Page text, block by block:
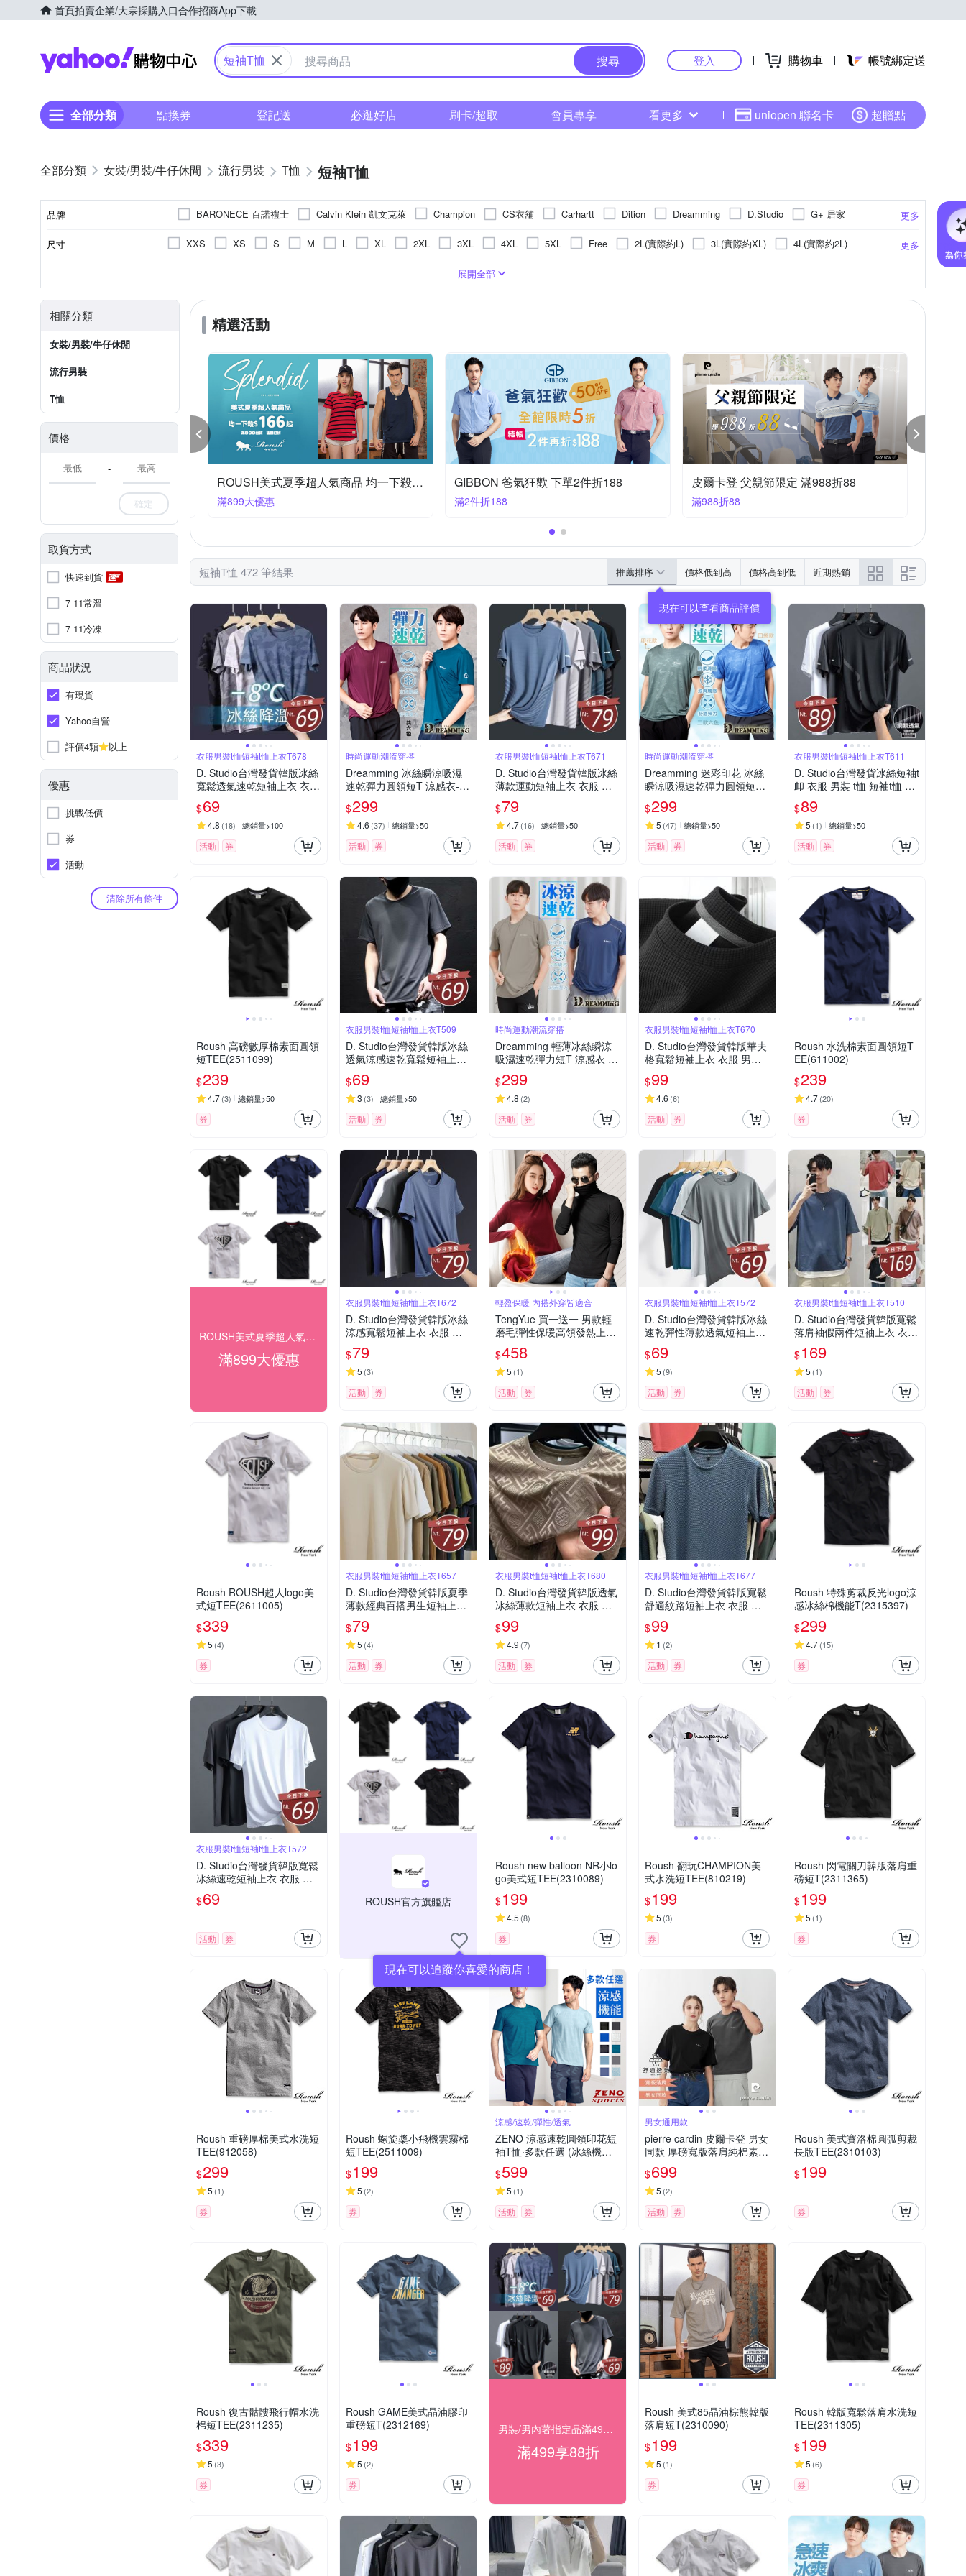
首頁拍賣企業/大宗採購入口合作招商App下載
Yahoo購物中心
短袖T恤 搜尋 登入 購物車 帳號綁定送
全部分類 點換券 登記送 必逛好店 刷卡/超取 會員專享 看更多 uniopen 聯名卡 超贈點
女裝/男裝/牛仔休閒 流行男裝 T恤 短袖T恤
品牌 更多
BARONECE 百諾禮士 Calvin Klein 凱文克萊 Champion CS衣舖 Carhartt Dition Dreamming D.Studio
G+ 居家
Heha
ModaCore 摩達客 NoMorre oillio 歐洲貴族 pierre cardin 皮爾卡登 per-pcs 派彼仕 Roush
TengYue
尺寸 更多
XXS XS S M L XL 2XL 3XL 4XL 5XL Free 2L(實際約L) 3L(實際約XL)
4L(實際約2L)
格紋
展開全部
相關分類
女裝/男裝/牛仔休閒
流行男裝
T恤
價格
-
確定
取貨方式
快速到貨
7-11常溫
7-11冷凍
商品狀況
有現貨
Yahoo自營
評價4顆
以上
優惠
挑戰低價
券
活動
清除所有條件
精選活動
涼夏樂購節 任選3件$599起 ROUSH美式夏季超人氣商品 均一下殺$166起
滿899大優惠
GIBBON 爸氣狂歡 下單2件折188
滿2件折188
皮爾卡登 父親節限定 滿988折88
滿988折88
短袖T恤 472 筆結果 推薦排序 價格低到高 價格高到低 近期熱銷
衣服男裝t恤短袖t恤上衣T678
D. Studio台灣發貨韓版冰絲
寬鬆透氣速乾短袖上衣 衣
服 男裝 t恤 短袖t恤 上衣T6
78
$69
4.8 (18) 總銷量>100
活動 券
時尚運動潮流穿搭
Dreamming 冰絲瞬涼吸濕
速乾彈力圓領短T 涼感衣-共
六色
$299
4.6 (37) 總銷量>50
活動 券
衣服男裝t恤短袖t恤上衣T671
D. Studio台灣發貨韓版冰絲
薄款運動短袖上衣 衣服 男
裝 t恤 短袖t恤 上衣T671
$79
4.7(16) 總銷量>50
活動 券
時尚運動潮流穿搭
Dreamming 迷彩印花 冰絲
瞬涼吸濕速乾彈力圓領短T
涼感衣-共二款
$299
5 (47) 總銷量>50
活動 券
衣服男裝t恤短袖t恤上衣T611
D. Studio台灣發貨冰絲短袖t
卹 衣服 男裝 t恤 短袖t恤 上
衣T611
$89
5 (1) 總銷量>50
活動 券
Roush 高磅數厚棉素面圓領
短TEE(2511099)
$239
4.7(3) 總銷量>50
券
衣服男裝t恤短袖t恤上衣T509
D. Studio台灣發貨韓版冰絲
透氣涼感速乾寬鬆短袖上衣
衣服 男裝 t恤 短袖t恤 上衣T
509
$69
3 (3) 總銷量>50
活動 券
時尚運動潮流穿搭
Dreamming 輕薄冰絲瞬涼
吸濕速乾彈力短T 涼感衣 字
母-共六色
$299
4.8 (2)
活動 券
衣服男裝t恤短袖t恤上衣T670
D. Studio台灣發貨韓版華夫
格寬鬆短袖上衣 衣服 男裝 t
恤 短袖t恤 上衣T670
$99
4.6 (6)
活動 券
Roush 水洗棉素面圓領短T
EE(611002)
$239
4.7(20)
券
ROUSH美式夏季超人氣商品 均一下殺$166起
滿899大優惠
衣服男裝t恤短袖t恤上衣T672
D. Studio台灣發貨韓版冰絲
涼感寬鬆短袖上衣 衣服 男
裝 t恤 短袖t恤 上衣T672
$79
5 (3)
活動 券
輕盈保暖 內搭外穿皆適合
TengYue 買一送一 男款輕
磨毛彈性保暖高領發熱上衣
發熱衣 保暖衣 內搭上衣 長
袖上衣 4色4尺寸
$458
5 (1)
活動 券
衣服男裝t恤短袖t恤上衣T572
D. Studio台灣發貨韓版冰絲
速乾彈性薄款透氣短袖上衣
衣服 男裝 t恤 短袖t恤 上衣T
572
$69
5 (9)
活動 券
衣服男裝t恤短袖t恤上衣T510
D. Studio台灣發貨韓版寬鬆
落肩袖假兩件短袖上衣 衣
服 男裝 t恤 短袖t恤 上衣T5
10
$169
5 (1)
活動 券
Roush ROUSH超人logo美
式短TEE(2611005)
$339
5 (4)
券
衣服男裝t恤短袖t恤上衣T657
D. Studio台灣發貨韓版夏季
薄款經典百搭男生短袖上衣
衣服 男裝 t恤 短袖t恤 上衣T
657
$79
5 (4)
活動 券
衣服男裝t恤短袖t恤上衣T680
D. Studio台灣發貨韓版透氣
冰絲薄款短袖上衣 衣服 男
裝 t恤 短袖t恤 上衣T680
$99
4.9 (7)
活動 券
衣服男裝t恤短袖t恤上衣T677
D. Studio台灣發貨韓版寬鬆
舒適紋路短袖上衣 衣服 男
裝 t恤 短袖t恤 上衣T677
$99
1 (2)
活動 券
Roush 特殊剪裁反光logo涼
感冰絲棉機能T(2315397)
$299
4.7(15)
券
衣服男裝t恤短袖t恤上衣T572
D. Studio台灣發貨韓版寬鬆
冰絲速乾短袖上衣 衣服 男
裝 t恤 短袖t恤 上衣T572
$69
活動 券
ROUSH官方旗艦店
現在可以追蹤你喜愛的商店！
Roush new balloon NR小lo
go美式短TEE(2310089)
$199
4.5 (8)
券
Roush 翻玩CHAMPION美
式水洗短TEE(810219)
$199
5 (3)
券
Roush 閃電關刀韓版落肩重
磅短T(2311365)
$199
5 (1)
券
Roush 重磅厚棉美式水洗短
TEE(912058)
$299
5 (1)
券
Roush 螺旋槳小飛機雲霧棉
短TEE(2511009)
$199
5 (2)
券
涼感/速乾/彈性/透氣
ZENO 涼感速乾圓領印花短
袖T恤‧多款任選 (冰絲機能
短袖上衣/舒適感T-Shirt)
$599
5 (1)
活動 券
男女通用款
pierre cardin 皮爾卡登 男女
同款 厚磅寬版落肩純棉素色
圓領短袖T恤(多色任選)
$699
5 (2)
活動 券
Roush 美式賽洛棉圓弧剪裁
長版TEE(2310103)
$199
券
Roush 復古骷髏飛行帽水洗
棉短TEE(2311235)
$339
5 (3)
券
Roush GAME美式晶油膠印
重磅短T(2312169)
$199
5 (2)
券
男裝/男內著指定品滿499結帳享88折
滿499享88折
Roush 美式85晶油棕熊韓版
落肩短T(2310090)
$199
5 (1)
券
Roush 韓版寬鬆落肩水洗短
TEE(2311305)
$199
5 (6)
券